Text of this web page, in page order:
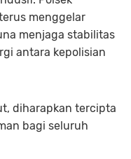
menggelar
menjaga stabilitas
antara kepolisian
diharapkan tercipta
bagi seluruh